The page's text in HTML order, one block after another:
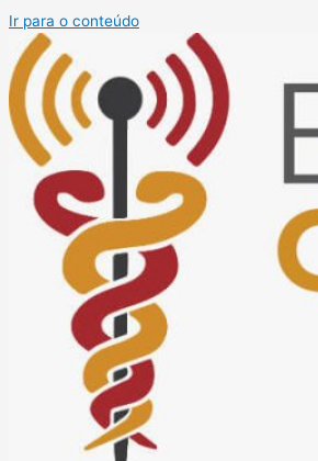
Ir para o conteúdo